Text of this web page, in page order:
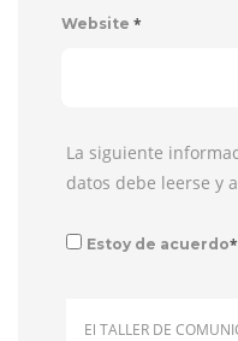
Website *
La siguiente
datos debe leerse y
Estoy de acuerdo*
El TALLER DE